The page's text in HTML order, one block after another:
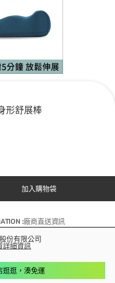
形舒展棒
加入購物袋
:廠商直送資訊
份有限公司
詳細資訊
逛逛，湊免運